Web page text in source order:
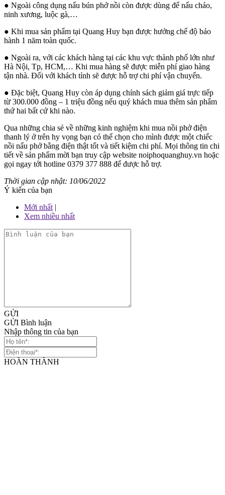
● Ngoài công dụng nấu bún phở nồi còn được dùng để nấu cháo,
ninh xương, luộc gà,…
● Khi mua sản phẩm tại Quang Huy bạn được hưởng chế độ bảo
hành 1 năm toàn quốc.
● Ngoài ra, với các khách hàng tại các khu vực thành phố lớn như
Hà Nội, Tp, HCM,… Khi mua hàng sẽ được miễn phí giao hàng
tận nhà. Đối với khách tỉnh sẽ được hỗ trợ chi phí vận chuyển.
● Đặc biệt, Quang Huy còn áp dụng chính sách giảm giá trực tiếp
từ 300.000 đồng – 1 triệu đồng nếu quý khách mua thêm sản phẩm
thứ hai bất cứ khi nào.
Qua những chia sẻ về những kinh nghiệm khi mua nồi phở điện
thanh lý ở trên hy vọng bạn có thể chọn cho mình được một chiếc
nồi nấu phở bằng điện thật tốt và tiết kiệm chi phí. Mọi thông tin chi
tiết về sản phẩm mời bạn truy cập website noiphoquanghuy.vn hoặc
gọi ngay tới hotline 0379 377 888 để được hỗ trợ.
Thời gian cập nhật: 10/06/2022
Ý kiến của bạn
Mới nhất |
Xem nhiều nhất
GỬI
GỬI Bình luận
Nhập thông tin của bạn
HOÀN THÀNH